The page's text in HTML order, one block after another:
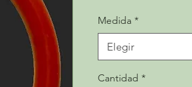
Medida *
Elegir
Cantidad *